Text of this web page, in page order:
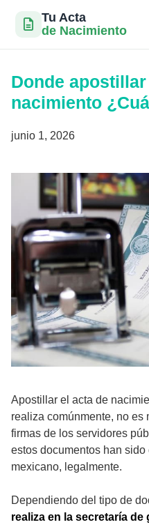
Tu Acta
de Nacimiento
contenido
Donde
nacimiento
junio 1, 2026
Apostillar el acta de
realiza comúnmente, no es
firmas de los servidores
estos documentos han
mexicano, legalmente.
Dependiendo del tipo de
realiza en la secretaría